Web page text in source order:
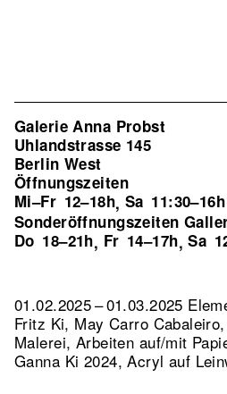
Galerie Anna Probst
Uhlandstrasse 145
Berlin West
Öffnungszeiten
Mi–Fr 12–18h, Sa 11:30–16h
Sonderöffnungszeiten
Do 18–21h, Fr 14–17h,Sa
01.02.2025 – 01.03.2025
Fritz Ki, May Carro
Malerei, Arbeiten auf/mit
Ganna Ki 2024, Acryl auf